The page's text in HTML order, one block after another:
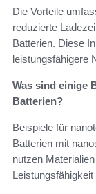
Die Vorteile
reduzierte
Batterien. Diese
leistungsfähigere
Was sind einige
Batterien?
Beispiele für
Batterien mit
nutzen